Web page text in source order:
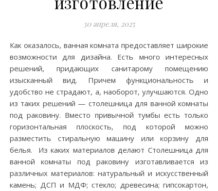
30 апреля, 2025
Как оказалось, ванная комната предоставляет широкие
возможности для дизайна. Есть много интересных
решений, придающих санитарому помещению
изысканный вид. Причем функциональность и
удобство не страдают, а, наоборот, улучшаются. Одно
из таких решений — столешница для ванной комнаты
под раковину. Вместо привычной тумбы есть только
горизонтальная плоскость, под которой можно
разместить стиральную машину или корзину для
белья. Из каких материалов делают Столешница для
ванной комнаты под раковину изготавливается из
различных материалов: натуральный и искусственный
камень; ДСП и МДФ; стекло; древесина; гипсокартон,